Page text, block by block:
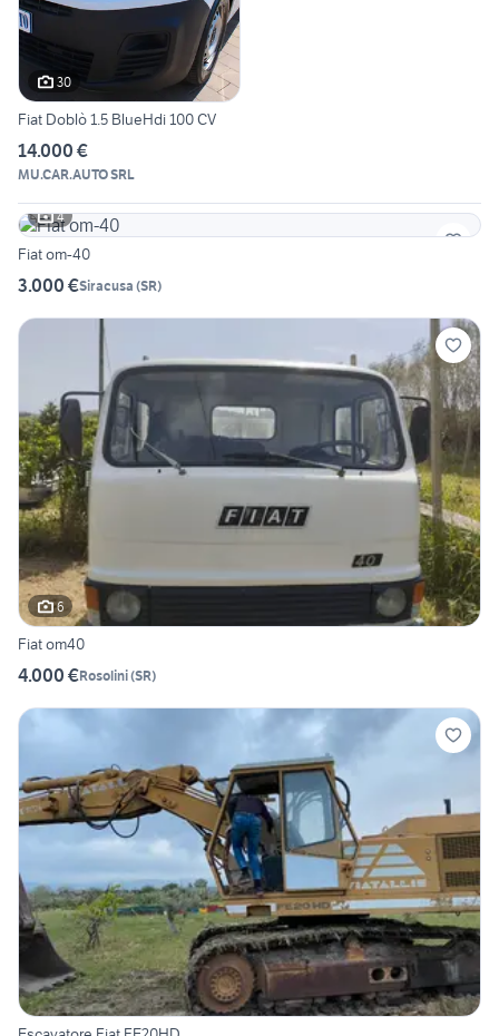
30
Fiat Doblò 1.5 BlueHdi 100 CV
14.000 €
MU.CAR.AUTO SRL
4
Fiat om-40
3.000 €Siracusa (SR)
6
Fiat om40
4.000 €Rosolini(SR)